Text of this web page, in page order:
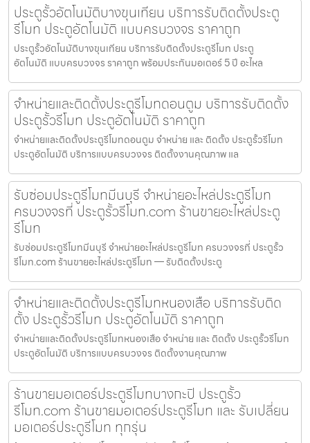
ประตูรั้วอัตโนมัติบางขุนเทียน บริการรับติดตั้งประตู
รีโมท ประตูอัตโนมัติ แบบครบวงจร ราคาถูก
ประตูรั้วอัตโนมัติบางขุนเทียน บริการรับติดตั้งประตูรีโมท ประตู
อัตโนมัติ แบบครบวงจร ราคาถูก พร้อมประกันมอเตอร์ 5 ปี อะไหล
จำหน่ายและติดตั้งประตูรีโมทดอนตูม บริการรับติดตั้ง
ประตูรั้วรีโมท ประตูอัตโนมัติ ราคาถูก
จำหน่ายและติดตั้งประตูรีโมทดอนตูม จำหน่าย และ ติดตั้ง ประตูรั้วรีโมท
ประตูอัตโนมัติ บริการแบบครบวงจร ติดตั้งงานคุณภาพ แล
รับซ่อมประตูรีโมทมีนบุรี จำหน่ายอะไหล่ประตูรีโมท
ครบวงจรที่ ประตูรั้วรีโมท.com ร้านขายอะไหล่ประตู
รีโมท
รับซ่อมประตูรีโมทมีนบุรี จำหน่ายอะไหล่ประตูรีโมท ครบวงจรที่ ประตูรั้ว
รีโมท.com ร้านขายอะไหล่ประตูรีโมท — รับติดตั้งประตู
จำหน่ายและติดตั้งประตูรีโมทหนองเสือ บริการรับติด
ตั้ง ประตูรั้วรีโมท ประตูอัตโนมัติ ราคาถูก
จำหน่ายและติดตั้งประตูรีโมทหนองเสือ จำหน่าย และ ติดตั้ง ประตูรั้วรีโมท
ประตูอัตโนมัติ บริการแบบครบวงจร ติดตั้งงานคุณภาพ
ร้านขายมอเตอร์ประตูรีโมทบางกะปิ ประตูรั้ว
รีโมท.com ร้านขายมอเตอร์ประตูรีโมท และ รับเปลี่ยน
มอเตอร์ประตูรีโมท ทุกรุ่น